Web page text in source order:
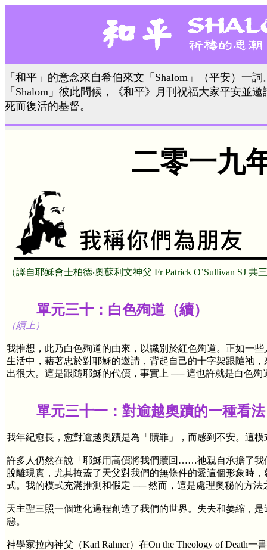
「和平」的意念來自希伯來文「Shalom」（平安）一
「Shalom」彼此問候，《和平》月刊祝福大家平安並
死而復活的基督。
二零一九
（譯自耶穌會士柏德‧奧蘇利文神父 Fr Patrick O’Sullivan SJ 共
單元三十：白色殉道（續）
（續上）
我推想，此乃白色殉道的由來，以識別於紅色殉道。正如一
生活中，藉著忠於對耶穌的邀請，背起自己的十字架跟隨祂
出很大。這是跟隨耶穌的代價，事實上 ── 這也許就是白色殉
單元三十一：對逾越奧蹟的一種看法
我年紀愈長，愈對逾越奧蹟是為「贖罪」，而感到不安。這
許多人仍然在說「耶穌用高價將我們贖回……祂親自承擔了
脫離現實，尤其掩蓋了天父對我們的無條件的愛這個形象時
式。我的模式充滿推測和假定 ── 然而，這是處理奧秘的方法
天主聖三照一個進化過程創造了我們的世界。失去和萎縮，
惡。
神學家拉內神父（Karl Rahner）在On the Theology of Death